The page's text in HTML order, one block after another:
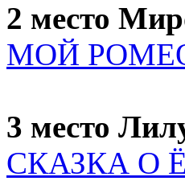
2 место
МОЙ
3 место
СКАЗКА О